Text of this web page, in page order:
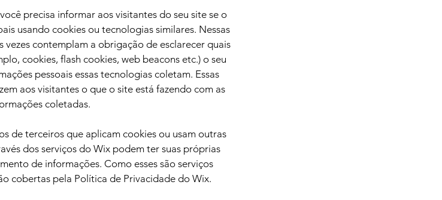
precisa informar aos visitantes do seu site se o
usando cookies ou tecnologias similares. Nessas
vezes contemplam a obrigação de esclarecer quais
cookies, flash cookies, web beacons etc.) o seu
pessoais essas tecnologias coletam. Essas
aos visitantes o que o site está fazendo com as
coletadas.
de terceiros que aplicam cookies ou usam outras
dos serviços do Wix podem ter suas próprias
de informações. Como esses são serviços
cobertas pela Política de Privacidade do Wix.